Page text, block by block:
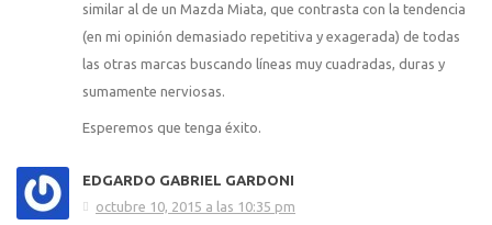
similar al de un Mazda Miata, que contrasta con la tendencia
(en mi opinión demasiado repetitiva y exagerada) de todas
las otras marcas buscando líneas muy cuadradas, duras y
sumamente nerviosas.
Esperemos que tenga éxito.
EDGARDO GABRIEL GARDONI
octubre 10, 2015 a las 10:35 pm